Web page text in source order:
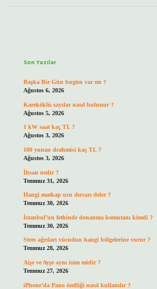
Son Yazılar
Başka Bir Gün bugün var mı ?
Ağustos 6, 2026
Kareköklü sayılar nasıl bulunur ?
Ağustos 5, 2026
1 kW saat kaç TL ?
Ağustos 3, 2026
100 yunan drahmisi kaç TL ?
Ağustos 3, 2026
İhsan nedir ?
Temmuz 31, 2026
Hangi matkap ucu duvarı deler ?
Temmuz 30, 2026
İstanbul’un fethinde donanma komutanı kimdi ?
Temmuz 30, 2026
Stres ağrıları vücudun hangi bölgelerine vurur ?
Temmuz 28, 2026
Aişe ve Ayşe aynı isim midir ?
Temmuz 27, 2026
iPhone’da Pano özelliği nasıl kullanılır ?